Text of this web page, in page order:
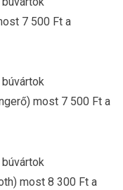
7 500 Ft a
búvártok
most 7 500 Ft a
búvártok
most 8 300 Ft a